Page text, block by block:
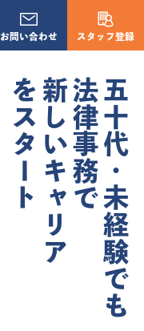
お問い合わせ スタッフ登録
五十代・未経験でも
法律事務で
新しいキャリア
をスタート